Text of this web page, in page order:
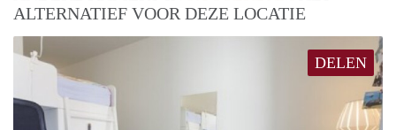
ALTERNATIEF VOOR DEZE LOCATIE
DELEN